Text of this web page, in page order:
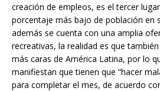
creación de empleos, es el tercer
porcentaje más bajo de población en
además se cuenta con una amplia
recreativas, la realidad es que
más caras de América Latina, por lo
manifiestan que tienen que “hacer
para completar el mes, de acuerdo